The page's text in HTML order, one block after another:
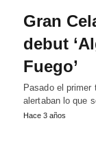
Gran
debut
Fuego’
Pasado el
alertaban lo que
Hace 3 años